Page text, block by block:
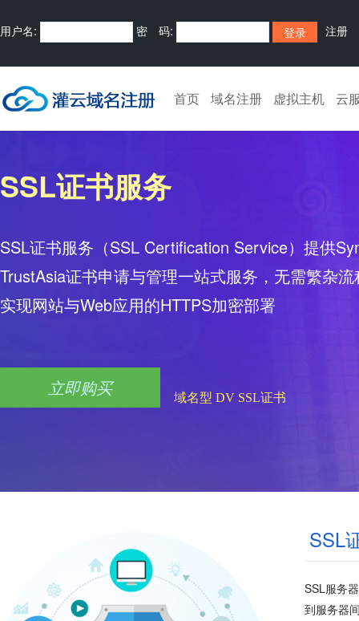
用户名: 密 码: 注册
首页 域名注册 虚拟主机 云
SSL证书服务
SSL证书服务（SSL Certification Service）提供
TrustAsia证书申请与管理一站式服务，无需繁杂
实现网站与Web应用的HTTPS加密部署
立即购买 域名型 DV SSL证书
SSL
SSL服务
到服务器